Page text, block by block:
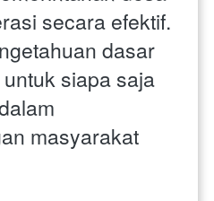
secara efektif.
dasar
siapa saja
masyarakat